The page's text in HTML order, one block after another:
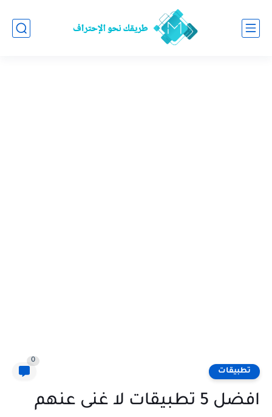
تطبيقات
0
افضل 5 تطبيقات لا غنى عنهم